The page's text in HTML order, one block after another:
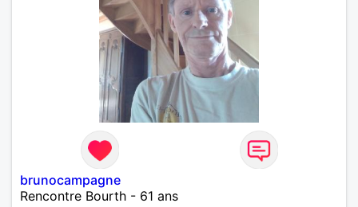
brunocampagne
Rencontre Bourth - 61 ans